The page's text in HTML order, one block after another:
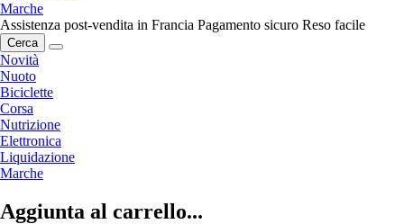
Marche
Assistenza post-vendita in Francia Pagamento sicuro Reso facile
Cerca
Novità
Nuoto
Biciclette
Corsa
Nutrizione
Elettronica
Liquidazione
Marche
Aggiunta al carrello...